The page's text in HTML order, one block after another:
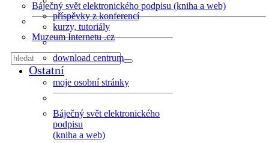
Báječný svět elektronického podpisu (kniha a web)
Muzeum Internetu .cz
příspěvky z konferencí
kurzy, tutoriály
download centrum
Ostatní
moje osobní stránky
Báječný svět elektronického
podpisu
(kniha a web)